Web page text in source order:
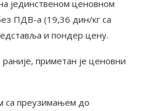
јединственом ценовном
ПДВ-а (19,36 дин/кг са
и пондер цену.
приметан је ценовни
са преузимањем до